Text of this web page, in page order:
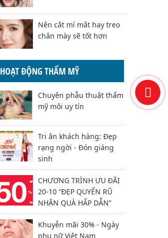
Nên cắt mí mắt hay treo
chân mày sẽ tốt hơn
HOẠT ĐỘNG THẨM MỸ
Chuyên phẫu thuật thẩm
mỹ môi uy tín
Tri ân khách hàng: Đẹp
rạng ngời - Đón giáng
sinh
CHƯƠNG TRÌNH ƯU ĐÃI
20-10 “ĐẸP QUYẾN RŨ
NHẬN QUÀ HẤP DẪN”
Khuyễn mãi 30% - Ngày
phụ nữ Việt Nam